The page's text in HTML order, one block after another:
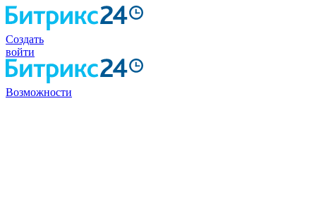
Создать
войти
Возможности